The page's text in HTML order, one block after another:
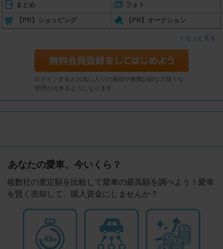
まとめ フォト
【PR】ショッピング 【PR】オークション
もっと見る
ログインするとお気に入りの保存や燃費記録など様々な
管理が出来るようになります
あなたの愛車、今いくら？
複数社の査定額を比較して愛車の最高額を調べよう！愛車
を賢く売却して、購入資金にしませんか？